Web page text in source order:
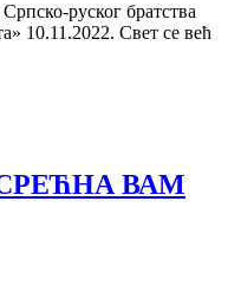
руског братства
10.11.2022. Свет се већ
ВАМ